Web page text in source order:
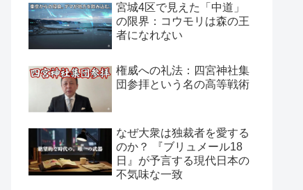
宮城4区で見えた「中道」
の限界：コウモリは森の王
者になれない
権威への礼法：四宮神社集
団参拝という名の高等戦術
なぜ大衆は独裁者を愛する
のか？ 『ブリュメール18
日』が予言する現代日本の
不気味な一致